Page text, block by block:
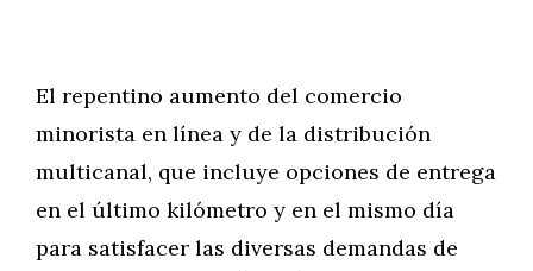
El repentino aumento del comercio
minorista en línea y de la distribución
multicanal, que incluye opciones de entrega
en el último kilómetro y en el mismo día
para satisfacer las diversas demandas de